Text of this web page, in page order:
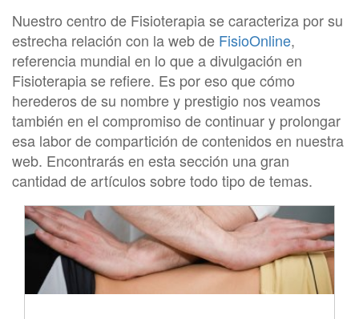
Nuestro centro de Fisioterapia se caracteriza por su
estrecha relación con la web de FisioOnline,
referencia mundial en lo que a divulgación en
Fisioterapia se refiere. Es por eso que cómo
herederos de su nombre y prestigio nos veamos
también en el compromiso de continuar y prolongar
esa labor de compartición de contenidos en nuestra
web. Encontrarás en esta sección una gran
cantidad de artículos sobre todo tipo de temas.